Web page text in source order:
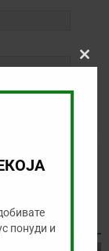
for the next
понуди и